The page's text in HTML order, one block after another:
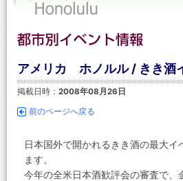
アメリカ ホノルル / きき酒
掲載日時： 2008年08月26日
前のページへ戻る
日本国外で開かれるきき酒の最大
ます。
今年の全米日本酒歓評会の審査で